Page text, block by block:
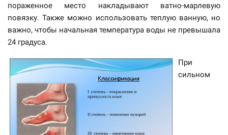
пораженное место накладывают ватно-марлевую
повязку. Также можно использовать теплую ванную, но
важно, чтобы начальная температура воды не превышала
24 градуса.
При
сильном